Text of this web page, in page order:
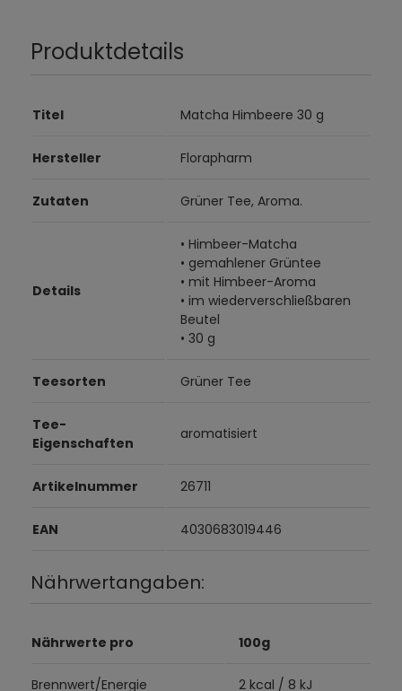
Produktdetails
Titel Matcha Himbeere 30 g
Hersteller Florapharm
Zutaten Grüner Tee, Aroma.
Details
• Himbeer-Matcha
• gemahlener Grüntee
• mit Himbeer-Aroma
• im wiederverschließbaren
Beutel
• 30 g
Teesorten Grüner Tee
Tee-
Eigenschaften
aromatisiert
Artikelnummer 26711
EAN 4030683019446
Nährwertangaben:
Nährwerte pro 100g
Brennwert/Energie 2 kcal / 8 kJ